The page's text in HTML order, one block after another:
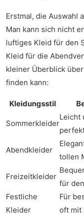
Erstmal, die Auswahl
Man kann sich nicht
luftiges Kleid für den
Kleid für die
kleiner Überblick
finden kann:
Kleidungsstil
Sommerkleider
Leicht
Abendkleider
tollen
Freizeitkleider
für
Festliche
Kleider
Für
oft mit